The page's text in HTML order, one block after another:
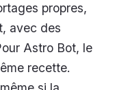
propres,
avec des
Astro Bot, le
recette.